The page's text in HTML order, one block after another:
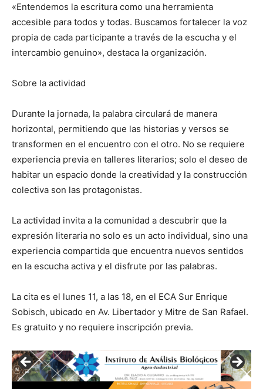
«Entendemos la escritura como una herramienta
accesible para todos y todas. Buscamos fortalecer la voz
propia de cada participante a través de la escucha y el
intercambio genuino», destaca la organización.
Sobre la actividad
Durante la jornada, la palabra circulará de manera
horizontal, permitiendo que las historias y versos se
transformen en el encuentro con el otro. No se requiere
experiencia previa en talleres literarios; solo el deseo de
habitar un espacio donde la creatividad y la construcción
colectiva son las protagonistas.
La actividad invita a la comunidad a descubrir que la
expresión literaria no solo es un acto individual, sino una
experiencia compartida que encuentra nuevos sentidos
en la escucha activa y el disfrute por las palabras.
La cita es el lunes 11, a las 18, en el ECA Sur Enrique
Sobisch, ubicado en Av. Libertador y Mitre de San Rafael.
Es gratuito y no requiere inscripción previa.